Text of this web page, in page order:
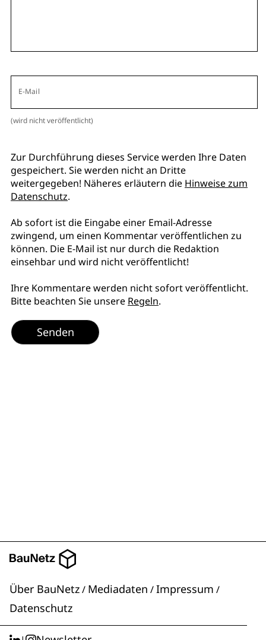
E-Mail
(wird nicht veröffentlicht)
Zur Durchführung dieses Service werden Ihre Daten
gespeichert. Sie werden nicht an Dritte
weitergegeben! Näheres erläutern die Hinweise zum
Datenschutz.
Ab sofort ist die Eingabe einer Email-Adresse
zwingend, um einen Kommentar veröffentlichen zu
können. Die E-Mail ist nur durch die Redaktion
einsehbar und wird nicht veröffentlicht!
Ihre Kommentare werden nicht sofort veröffentlicht.
Bitte beachten Sie unsere Regeln.
Senden
Über BauNetz/ Mediadaten /Impressum /
Datenschutz